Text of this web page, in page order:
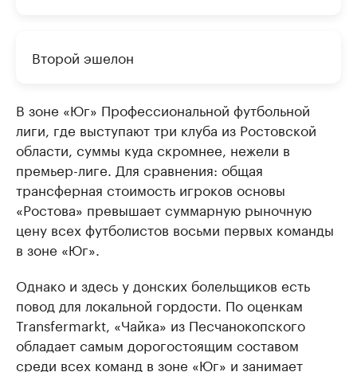
Второй эшелон
В зоне «Юг» Профессиональной футбольной
лиги, где выступают три клуба из Ростовской
области, суммы куда скромнее, нежели в
премьер-лиге. Для сравнения: общая
трансферная стоимость игроков основы
«Ростова» превышает суммарную рыночную
цену всех футболистов восьми первых команды
в зоне «Юг».
Однако и здесь у донских болельщиков есть
повод для локальной гордости. По оценкам
Transfermarkt, «Чайка» из Песчанокопского
обладает самым дорогостоящим составом
среди всех команд в зоне «Юг» и занимает